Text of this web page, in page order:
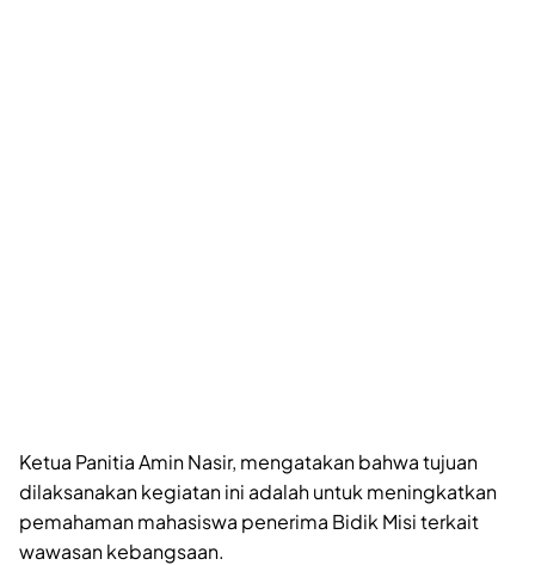
Ketua Panitia Amin Nasir, mengatakan bahwa tujuan
dilaksanakan kegiatan ini adalah untuk meningkatkan
pemahaman mahasiswa penerima Bidik Misi terkait
wawasan kebangsaan.